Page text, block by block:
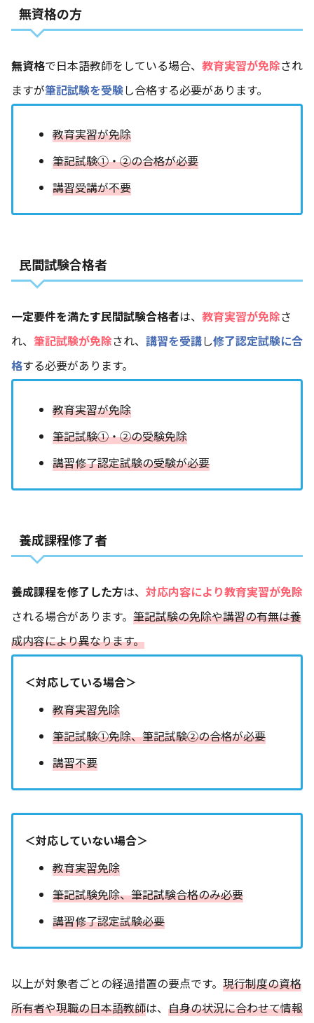
無資格の方
無資格で日本語教師をしている場合、 教育実習が免除され
ますが筆記試験を受験し合格する必要があります。
教育実習が免除
筆記試験①・②の合格が必要
講習受講が不要
民間試験合格者
一定要件を満たす民間試験合格者は、 教育実習が免除さ
れ、 筆記試験が免除され、 講習を受講し修了認定試験に合
格する必要があります。
教育実習が免除
筆記試験①・②の受験免除
講習修了認定試験の受験が必要
養成課程修了者
養成課程を修了した方は、 対応内容により教育実習が免除
される場合があります。 筆記試験の免除や講習の有無は養
成内容により異なります。
＜対応している場合＞
教育実習免除
筆記試験①免除、筆記試験②の合格が必要
講習不要
＜対応していない場合＞
教育実習免除
筆記試験免除、筆記試験合格のみ必要
講習修了認定試験必要
以上が対象者ごとの経過措置の要点です。 現行制度の資格
所有者や現職の日本語教師は、 自身の状況に合わせて情報